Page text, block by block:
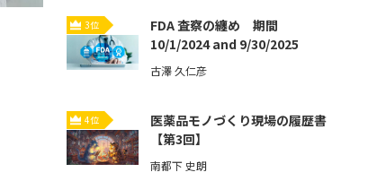
3位
FDA 査察の纏め 期間
10/1/2024 and 9/30/2025
古澤 久仁彦
4位
医薬品モノづくり現場の履歴書
【第3回】
南都下 史朗